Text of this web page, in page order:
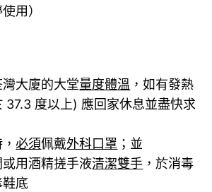
用）
大廈的大堂量度體溫 ，如有發熱
37.3 度以上) 應回家休息並盡快求
，必須佩戴外科口罩 ；並
用酒精搓手液清潔雙手 ，於消毒
鞋底